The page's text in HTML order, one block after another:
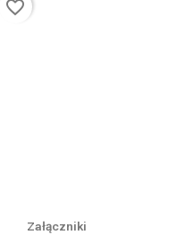
favorite_border
Załączniki